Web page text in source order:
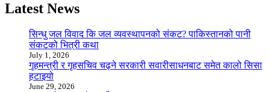
Latest News
सिन्धु जल विवाद कि जल व्यवस्थापनको संकट? पाकिस्तानको पानी
संकटको भित्री कथा
July 1, 2026
गृहमन्त्री र गृहसचिव चढ्ने सरकारी सवारीसाधनबाट समेत कालो सिसा
हटाइयो
June 29, 2026